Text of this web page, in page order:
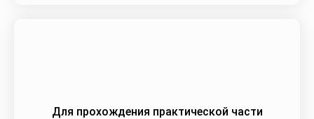
Для прохождения практической части